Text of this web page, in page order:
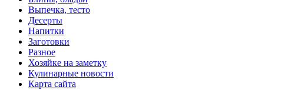
Выпечка, тесто
Десерты
Напитки
Заготовки
Разное
Хозяйке на заметку
Кулинарные новости
Карта сайта